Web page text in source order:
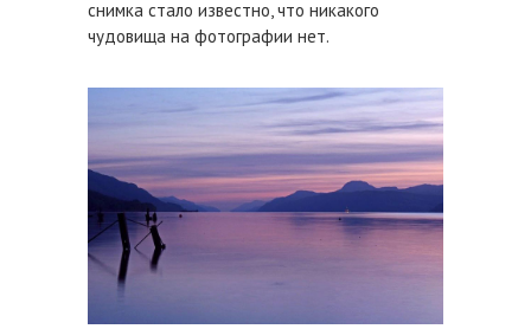
снимка стало известно, что никакого
чудовища на фотографии нет.